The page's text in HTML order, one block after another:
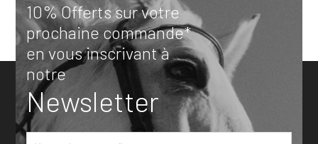
10% Offerts sur votre
prochaine commande*
en vous inscrivant à
notre
Newsletter